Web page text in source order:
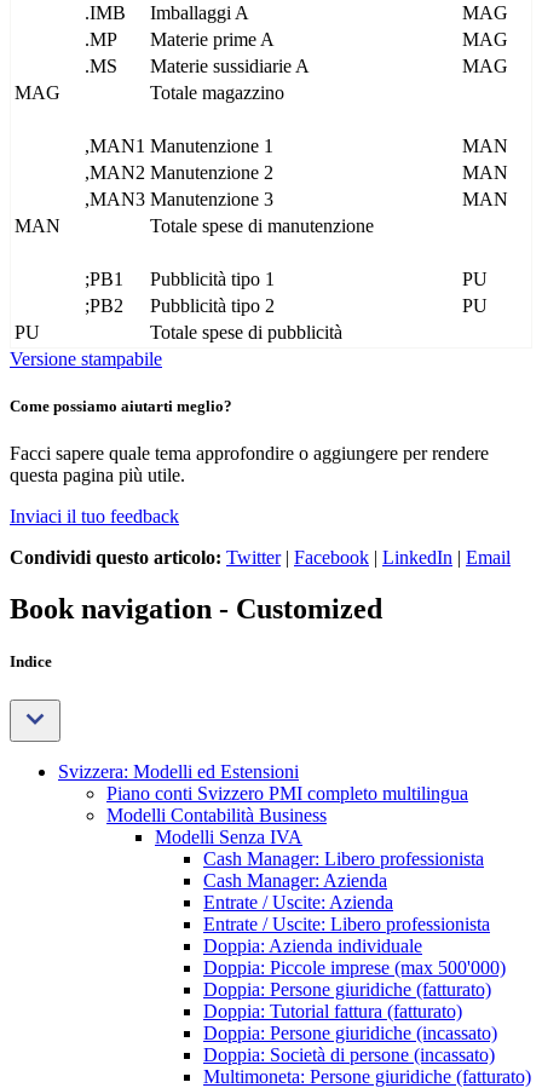
.IMB Imballaggi A
MAG
.MP
Materie prime A
MAG
.MS
Materie sussidiarie A
MAG
MAG
Totale magazzino
,MAN1 Manutenzione 1
MAN
,MAN2 Manutenzione 2
MAN
,MAN3 Manutenzione 3
MAN
MAN
Totale spese di manutenzione
;PB1 Pubblicità tipo 1
PU
;PB2
Pubblicità tipo 2
PU
PU
Totale spese di pubblicità
Versione stampabile
Come possiamo aiutarti meglio?
Facci sapere quale tema approfondire o aggiungere per rendere
questa pagina più utile.
Inviaci il tuo feedback
Condividi questo articolo: Twitter| Facebook | LinkedIn | Email
Book navigation - Customized
Indice
Svizzera: Modelli ed Estensioni
Piano conti Svizzero PMI completo multilingua
Modelli Contabilità Business
Modelli Senza IVA
Cash Manager: Libero professionista
Cash Manager: Azienda
Entrate / Uscite: Azienda
Entrate / Uscite: Libero professionista
Doppia: Azienda individuale
Doppia: Piccole imprese (max 500'000)
Doppia: Persone giuridiche (fatturato)
Doppia: Tutorial fattura (fatturato)
Doppia: Persone giuridiche (incassato)
Doppia: Società di persone (incassato)
Multimoneta: Persone giuridiche (fatturato)